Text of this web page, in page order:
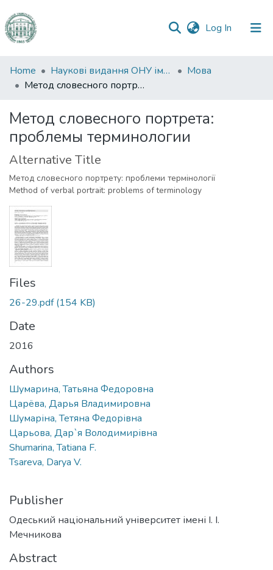
Log In (current)
Communities
&
All of DSpace
Statistics
Home Наукові видання ОНУ імені І. І. Мечникова
Мова
Метод словесного портрета: проблемы терминологии
Метод словесного портрета:
проблемы терминологии
Alternative Title
Метод словесного портрету: проблеми термінології
Method of verbal portrait: problems of terminology
Files
26-29.pdf(154 KB)
Date
2016
Authors
Шумарина, Татьяна Федоровна
Царёва, Дарья Владимировна
Шумаріна, Тетяна Федорівна
Царьова, Дар`я Володимирівна
Shumarina, Tatiana F.
Tsareva, Darya V.
Publisher
Одеський національний університет імені І. І.
Мечникова
Abstract